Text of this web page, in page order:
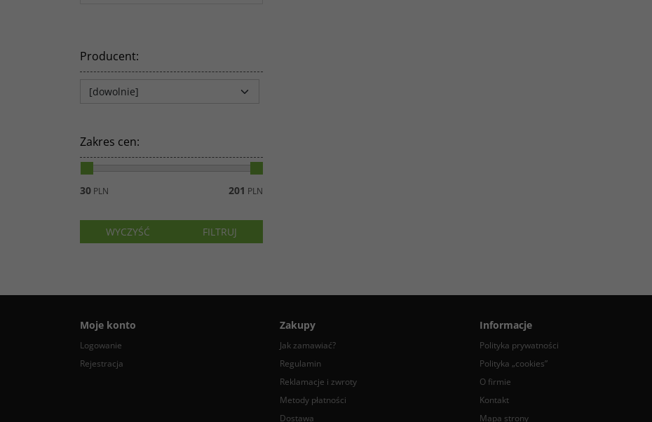
Producent:
Zakres cen:
30 PLN 201 PLN
Moje konto
Logowanie
Rejestracja
Zakupy
Jak zamawiać?
Regulamin
Reklamacje i zwroty
Metody płatności
Dostawa
Informacje
Polityka prywatności
Polityka „cookies”
O firmie
Kontakt
Mapa strony